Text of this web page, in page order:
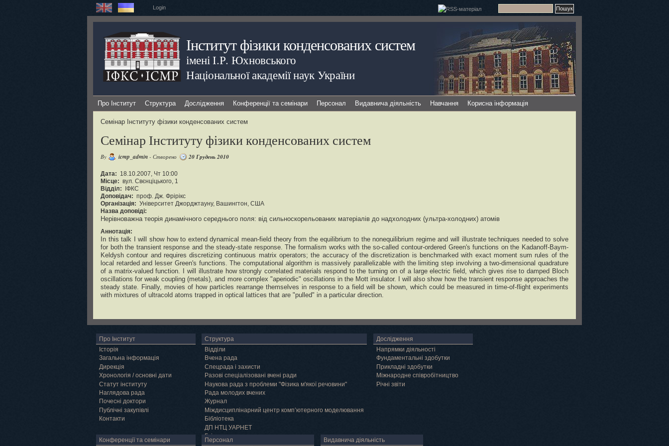
Login
Інститут фізики конденсованих систем
імені І.Р. Юхновського
Національної академії наук України
Про Інститут Структура Дослідження Конференції та семінари Персонал Видавнича діяльність Навчання Корисна інформація
Семінар Інституту фізики конденсованих систем
Семінар Інституту фізики конденсованих систем
By icmp_admin - Створено 20 Грудень 2010
Дата: 18.10.2007, Чт 10:00
Місце: вул. Свєнціцького, 1
Відділ:
ІФКС
Доповідач: проф. Дж. Фрірікс
Організація: Університет Джорджтауну, Вашингтон, США
Назва доповіді:
Нерівноважна теорія динамічного середнього поля: від сильноскорельованих матеріалів до надхолодних (ультра-холодних) атомів
Аннотація:
In this talk I will show how to extend dynamical mean-field theory from the equilibrium to the nonequilibrium regime and will illustrate techniques needed to solve
for both the transient response and the steady-state response. The formalism works with the so-called contour-ordered Green's functions on the Kadanoff-Baym-
Keldysh contour and requires discretizing continuous matrix operators; the accuracy of the discretization is benchmarked with exact moment sum rules of the
local retarded and lesser Green's functions. The computational algorithm is massively parallelizable with the limiting step involving a two-dimensional quadrature
of a matrix-valued function. I will illustrate how strongly correlated materials respond to the turning on of a large electric field, which gives rise to damped Bloch
oscillations for weak coupling (metals), and more complex "aperiodic" oscillations in the Mott insulator. I will also show how the transient response approaches the
steady state. Finally, movies of how particles rearrange themselves in response to a field will be shown, which could be measured in time-of-flight experiments
with mixtures of ultracold atoms trapped in optical lattices that are "pulled" in a particular direction.
Про Інститут
Історія
Загальна інформація
Дирекція
Хронологія / основні дати
Статут інституту
Наглядова рада
Почесні доктори
Публічні закупівлі
Контакти
Структура
Відділи
Вчена рада
Спецрада і захисти
Разові спеціалізовані вчені ради
Наукова рада з проблеми "Фізика м'якої речовини"
Рада молодих вчених
Журнал
Міждисциплінарний центр комп’ютерного моделювання
Бібліотека
ДП НТЦ УАРНЕТ
Грід
Дослідження
Напрямки діяльності
Фундаментальні здобутки
Прикладні здобутки
Міжнародне співробітництво
Річні звіти
Конференції та семінари Персонал Видавнича діяльність